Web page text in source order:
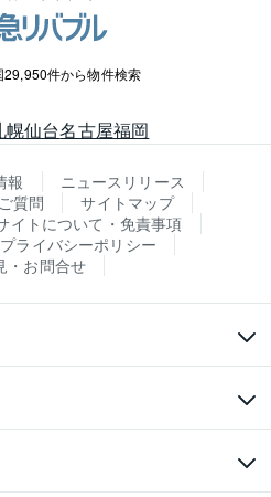
29,950件から物件検索
幌仙台名古屋福岡
報
ニュースリリース
質問
サイトマップ
イトについて・免責事項
ライバシーポリシー
・お問合せ